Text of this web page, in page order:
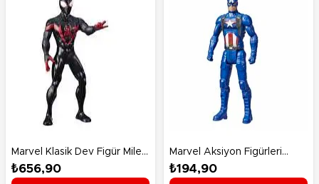
Marvel Klasik Dev Figür Miles
Morales E7697
₺656,90
Marvel Aksiyon Figürleri
E7837 Captain America
₺194,90